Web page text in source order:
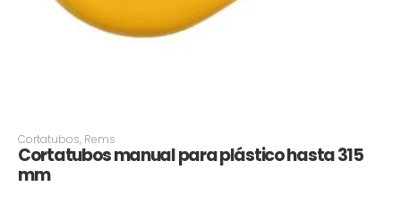
Cortatubos, Rems
Cortatubos manual para plástico hasta 315
mm